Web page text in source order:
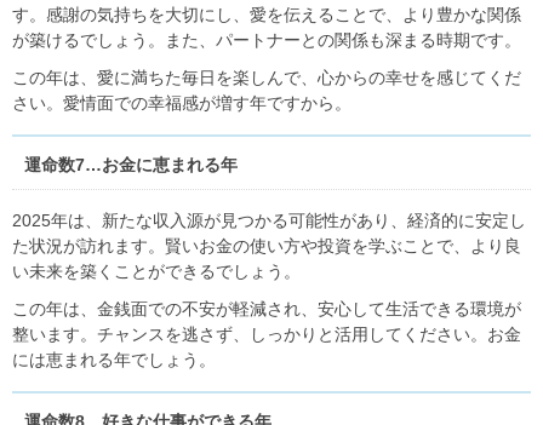
す。感謝の気持ちを大切にし、愛を伝えることで、より豊かな関係
が築けるでしょう。また、パートナーとの関係も深まる時期です。
この年は、愛に満ちた毎日を楽しんで、心からの幸せを感じてくだ
さい。愛情面での幸福感が増す年ですから。
運命数7…お金に恵まれる年
2025年は、新たな収入源が見つかる可能性があり、経済的に安定し
た状況が訪れます。賢いお金の使い方や投資を学ぶことで、より良
い未来を築くことができるでしょう。
この年は、金銭面での不安が軽減され、安心して生活できる環境が
整います。チャンスを逃さず、しっかりと活用してください。お金
には恵まれる年でしょう。
運命数8…好きな仕事ができる年